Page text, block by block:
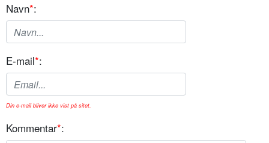
Navn*:
E-mail*:
Din e-mail bliver ikke vist på sitet.
Kommentar*: